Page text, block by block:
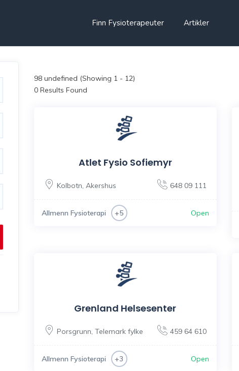
Finn Fysioterapeuter Artikler
98undefined (Showing 1 - 12)
0 Results Found
Atlet Fysio Sofiemyr
Kolbotn, Akershus 648 09 111
Allmenn Fysioterapi +5 Open
Grenland Helsesenter
Porsgrunn, Telemark fylke 459 64 610
Allmenn Fysioterapi +3 Open